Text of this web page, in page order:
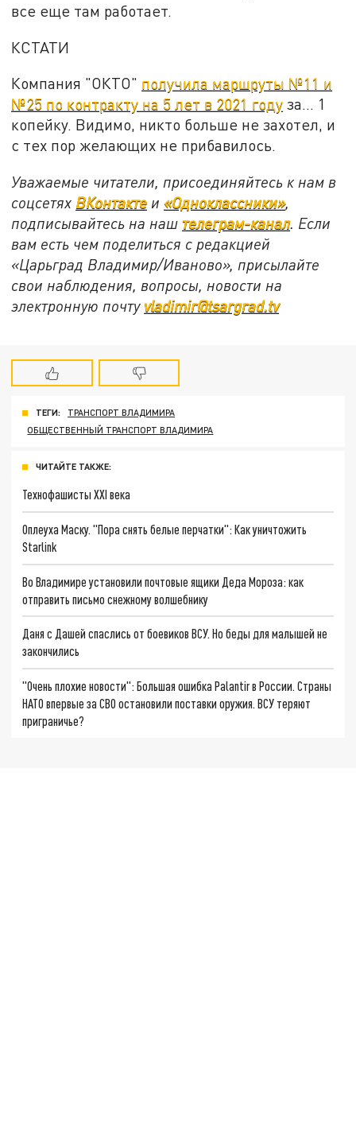
все еще там работает.
КСТАТИ
Компания "ОКТО" получила маршруты №11 и
№25 по контракту на 5 лет в 2021 году за... 1
копейку. Видимо, никто больше не захотел, и
с тех пор желающих не прибавилось.
Уважаемые читатели, присоединяйтесь к нам в
соцсетях ВКонтакте и«Одноклассники»,
подписывайтесь на наш телеграм-канал. Если
вам есть чем поделиться с редакцией
«Царьград Владимир/Иваново», присылайте
свои наблюдения, вопросы, новости на
электронную почту vladimir@tsargrad.tv
ТЕГИ:
ТРАНСПОРТ ВЛАДИМИРА
ОБЩЕСТВЕННЫЙ ТРАНСПОРТ ВЛАДИМИРА
ЧИТАЙТЕ ТАКЖЕ:
Технофашисты XXI века
Оплеуха Маску. "Пора снять белые перчатки": Как уничтожить
Starlink
Во Владимире установили почтовые ящики Деда Мороза: как
отправить письмо снежному волшебнику
Даня с Дашей спаслись от боевиков ВСУ. Но беды для малышей не
закончились
"Очень плохие новости": Большая ошибка Palantir в России. Страны
НАТО впервые за СВО остановили поставки оружия. ВСУ теряют
приграничье?